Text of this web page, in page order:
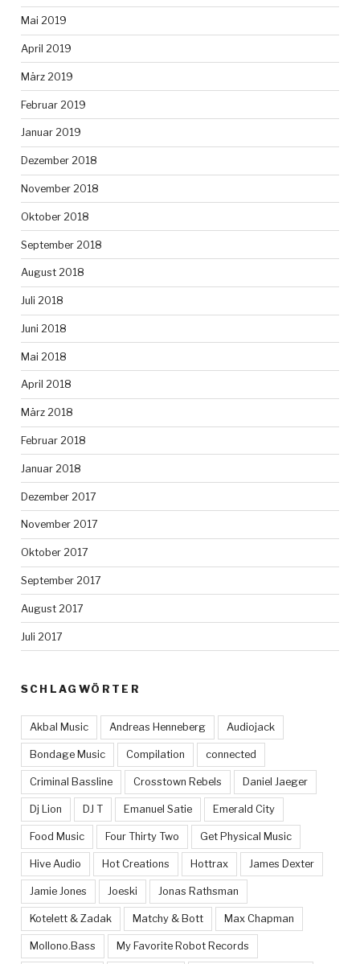
Mai 2019
April 2019
März 2019
Februar 2019
Januar 2019
Dezember 2018
November 2018
Oktober 2018
September 2018
August 2018
Juli 2018
Juni 2018
Mai 2018
April 2018
März 2018
Februar 2018
Januar 2018
Dezember 2017
November 2017
Oktober 2017
September 2017
August 2017
Juli 2017
SCHLAGWÖRTER
Akbal Music Andreas Henneberg Audiojack
Bondage Music Compilation connected
Criminal Bassline Crosstown Rebels Daniel Jaeger
Dj Lion DJ T Emanuel Satie Emerald City
Food Music Four Thirty Two Get Physical Music
Hive Audio Hot Creations Hottrax James Dexter
Jamie Jones Joeski Jonas Rathsman
Kotelett & Zadak Matchy & Bott Max Chapman
Mollono.Bass My Favorite Robot Records